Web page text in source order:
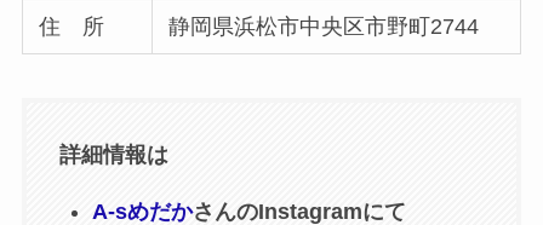
住 所 静岡県浜松市中央区市野町2744
詳細情報は
A-sめだかさんのInstagramにて